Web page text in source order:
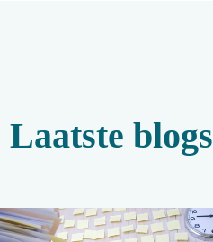
Laatste blogs